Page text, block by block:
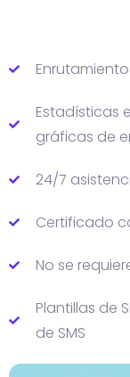
Estadísticas
gráficas de
24/7
Certificado
No se
Plantillas de
de SMS